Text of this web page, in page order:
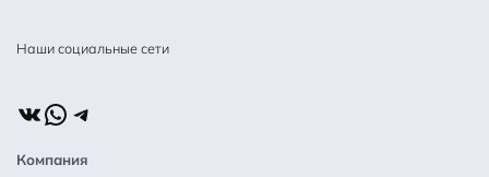
Наши социальные сети
ВКонтакте
WhatsApp
Telegram
Компания